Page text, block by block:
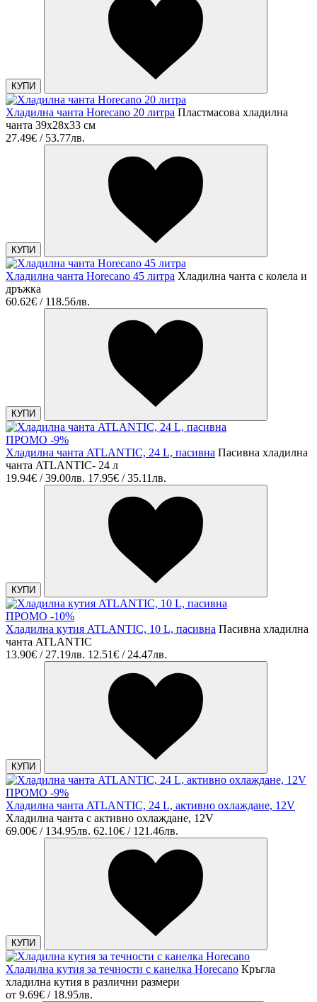
КУПИ
Хладилна чанта Horecano 20 литра Пластмасова хладилна
чанта 39х28х33 см
27.49€ / 53.77лв.
КУПИ
Хладилна чанта Horecano 45 литра Хладилна чанта с колела и
дръжка
60.62€ / 118.56лв.
КУПИ
ПРОМО -9%
Хладилна чанта ATLANTIC, 24 L, пасивна Пасивна хладилна
чанта ATLANTIC- 24 л
19.94€ / 39.00лв. 17.95€ / 35.11лв.
КУПИ
ПРОМО -10%
Хладилна кутия ATLANTIC, 10 L, пасивна Пасивна хладилна
чанта ATLANTIC
13.90€ / 27.19лв. 12.51€ / 24.47лв.
КУПИ
ПРОМО -9%
Хладилна чанта ATLANTIC, 24 L, активно охлаждане, 12V
Хладилна чанта с активно охлаждане, 12V
69.00€ / 134.95лв. 62.10€ / 121.46лв.
КУПИ
Хладилна кутия за течности с канелка Horecano Кръгла
хладилна кутия в различни размери
от 9.69€ / 18.95лв.